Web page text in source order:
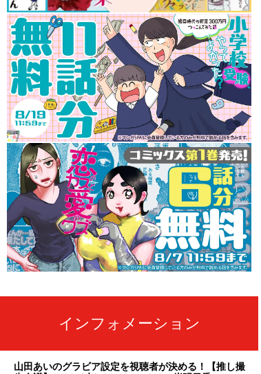
インフォメーション
山田あいのグラビア設定を視聴者が決める！【推し撮